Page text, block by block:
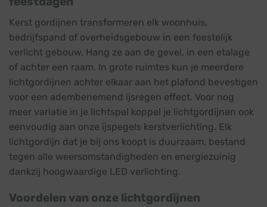
Kerst gordijnen transformeren elk woonhuis,
bedrijfspand of overheidsgebouw in een feestelijk
verlicht gebouw. Hang ze aan de gevel, in een etalage
of achter een raam. In grote ruimtes kun je meerdere
lichtgordijnen achter elkaar aan het plafond bevestigen
voor een adembenemend ijsregen effect. Voor nog
meer variatie in je lichtspel koppel je lichtgordijnen ook
eenvoudig aan onze ijspegels kerstverlichting. Elk
lichtgordijn dat je bij ons koopt is duurzaam, bestand
tegen alle weersomstandigheden en energiezuinig
dankzij hoogwaardige LED verlichting.
Voordelen van onze lichtgordijnen